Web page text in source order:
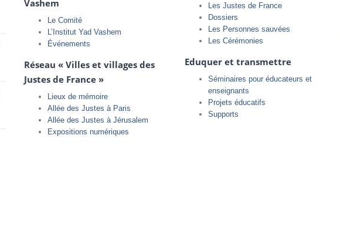
Vashem
Le Comité
L’Institut Yad Vashem
Événements
Réseau « Villes et villages des
Justes de France »
Lieux de mémoire
Allée des Justes à Paris
Allée des Justes à Jérusalem
Expositions numériques
Les Justes de France
Dossiers
Les Personnes sauvées
Les Cérémonies
Eduquer et transmettre
Séminaires pour éducateurs et
enseignants
Projets éducatifs
Supports